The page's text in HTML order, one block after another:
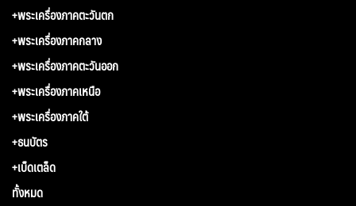
+พระเครื่องภาคตะวันตก
+พระเครื่องภาคกลาง
+พระเครื่องภาคตะวันออก
+พระเครื่องภาคเหนือ
+พระเครื่องภาคใต้
+ธนบัตร
+เบ็ดเตล็ด
ทั้งหมด